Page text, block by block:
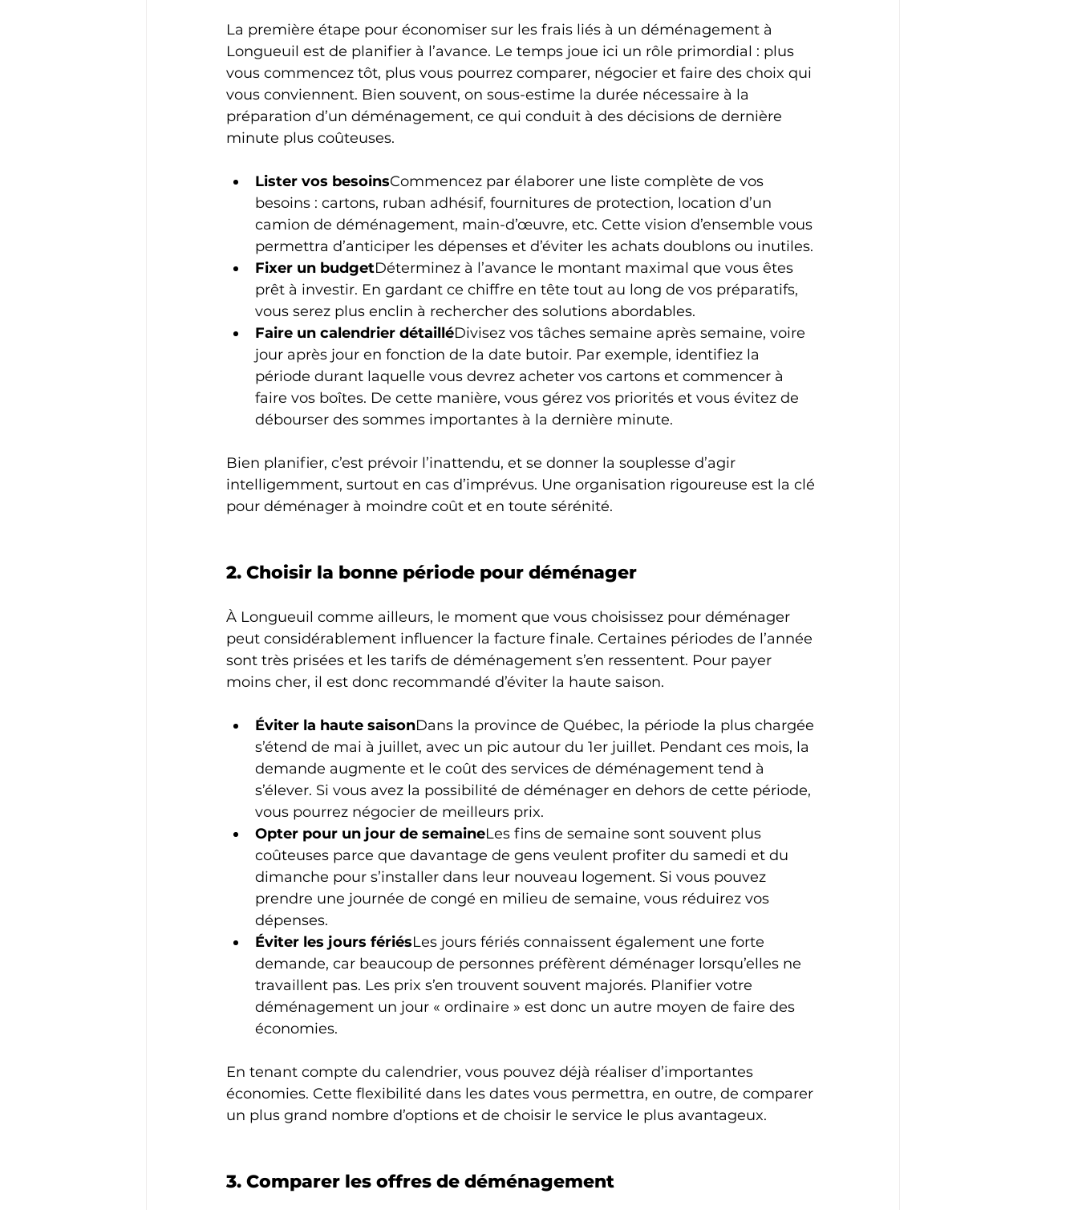
La première étape pour économiser sur les frais liés à un déménagement à
Longueuil est de planifier à l’avance. Le temps joue ici un rôle primordial : plus
vous commencez tôt, plus vous pourrez comparer, négocier et faire des choix qui
vous conviennent. Bien souvent, on sous-estime la durée nécessaire à la
préparation d’un déménagement, ce qui conduit à des décisions de dernière
minute plus coûteuses.
Lister vos besoinsCommencez par élaborer une liste complète de vos
besoins : cartons, ruban adhésif, fournitures de protection, location d’un
camion de déménagement, main-d’œuvre, etc. Cette vision d’ensemble vous
permettra d’anticiper les dépenses et d’éviter les achats doublons ou inutiles.
Fixer un budgetDéterminez à l’avance le montant maximal que vous êtes
prêt à investir. En gardant ce chiffre en tête tout au long de vos préparatifs,
vous serez plus enclin à rechercher des solutions abordables.
Faire un calendrier détailléDivisez vos tâches semaine après semaine, voire
jour après jour en fonction de la date butoir. Par exemple, identifiez la
période durant laquelle vous devrez acheter vos cartons et commencer à
faire vos boîtes. De cette manière, vous gérez vos priorités et vous évitez de
débourser des sommes importantes à la dernière minute.
Bien planifier, c’est prévoir l’inattendu, et se donner la souplesse d’agir
intelligemment, surtout en cas d’imprévus. Une organisation rigoureuse est la clé
pour déménager à moindre coût et en toute sérénité.
2. Choisir la bonne période pour déménager
À Longueuil comme ailleurs, le moment que vous choisissez pour déménager
peut considérablement influencer la facture finale. Certaines périodes de l’année
sont très prisées et les tarifs de déménagement s’en ressentent. Pour payer
moins cher, il est donc recommandé d’éviter la haute saison.
Éviter la haute saisonDans la province de Québec, la période la plus chargée
s’étend de mai à juillet, avec un pic autour du 1er juillet. Pendant ces mois, la
demande augmente et le coût des services de déménagement tend à
s’élever. Si vous avez la possibilité de déménager en dehors de cette période,
vous pourrez négocier de meilleurs prix.
Opter pour un jour de semaineLes fins de semaine sont souvent plus
coûteuses parce que davantage de gens veulent profiter du samedi et du
dimanche pour s’installer dans leur nouveau logement. Si vous pouvez
prendre une journée de congé en milieu de semaine, vous réduirez vos
dépenses.
Éviter les jours fériésLes jours fériés connaissent également une forte
demande, car beaucoup de personnes préfèrent déménager lorsqu’elles ne
travaillent pas. Les prix s’en trouvent souvent majorés. Planifier votre
déménagement un jour « ordinaire » est donc un autre moyen de faire des
économies.
En tenant compte du calendrier, vous pouvez déjà réaliser d’importantes
économies. Cette flexibilité dans les dates vous permettra, en outre, de comparer
un plus grand nombre d’options et de choisir le service le plus avantageux.
3. Comparer les offres de déménagement